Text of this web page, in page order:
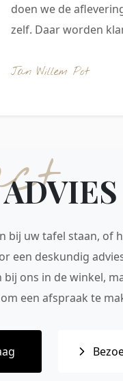
doen we de
zelf. Daar worden
Jan Willem Pot
bij uw tafel staan, of
een deskundig
ons in de winkel,
een afspraak te